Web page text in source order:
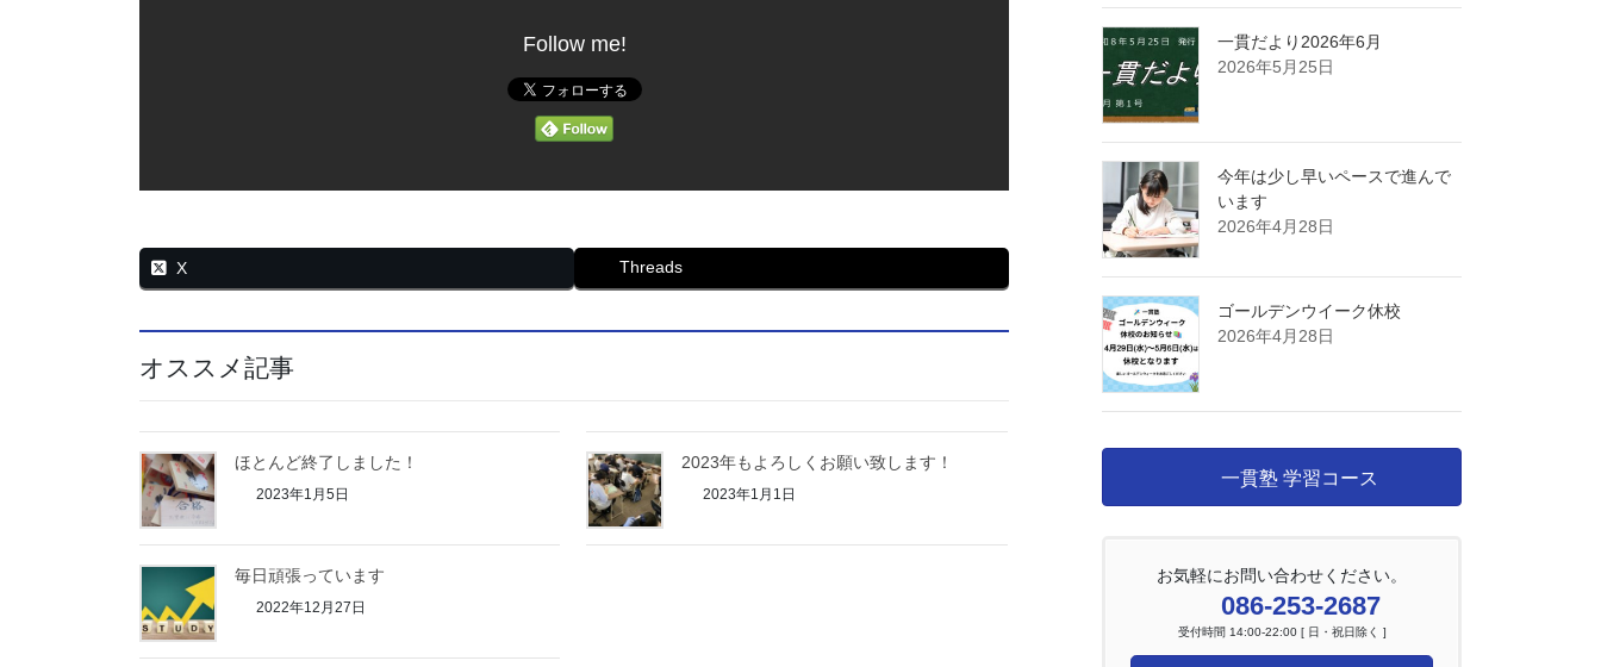
Follow me!
X Threads
オススメ記事
ほとんど終了しました！
2023年1月5日
2023年もよろしくお願い致します！
2023年1月1日
毎日頑張っています
2022年12月27日
一貫だより2026年6月
2026年5月25日
今年は少し早いペースで進んで
います
2026年4月28日
ゴールデンウイーク休校
2026年4月28日
一貫塾 学習コース
お気軽にお問い合わせください。
086-253-2687
受付時間 14:00-22:00 [ 日・祝日除く ]